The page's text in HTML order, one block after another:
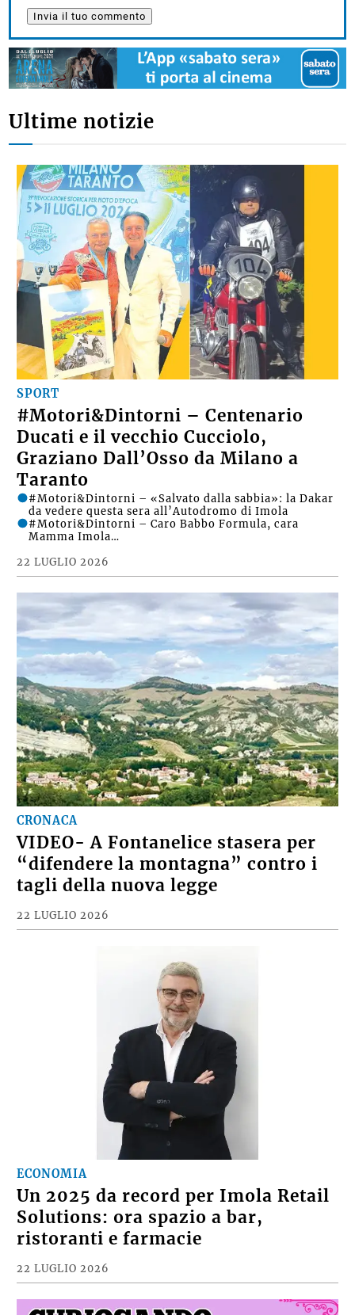
Ultime notizie
SPORT
#Motori&Dintorni – Centenario
Ducati e il vecchio Cucciolo,
Graziano Dall’Osso da Milano a
Taranto
22 LUGLIO 2026
#Motori&Dintorni – «Salvato dalla sabbia»: la Dakar
da vedere questa sera all’Autodromo di Imola
#Motori&Dintorni – Caro Babbo Formula, cara
Mamma Imola…
CRONACA
VIDEO- A Fontanelice stasera per
“difendere la montagna” contro i
tagli della nuova legge
22 LUGLIO 2026
ECONOMIA
Un 2025 da record per Imola Retail
Solutions: ora spazio a bar,
ristoranti e farmacie
22 LUGLIO 2026